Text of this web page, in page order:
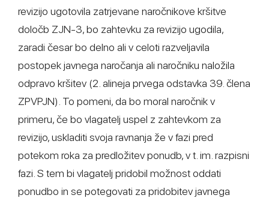
revizijo ugotovila zatrjevane naročnikove kršitve
določb ZJN-3, bo zahtevku za revizijo ugodila,
zaradi česar bo delno ali v celoti razveljavila
postopek javnega naročanja ali naročniku naložila
odpravo kršitev (2. alineja prvega odstavka 39. člena
ZPVPJN). To pomeni, da bo moral naročnik v
primeru, če bo vlagatelj uspel z zahtevkom za
revizijo, uskladiti svoja ravnanja že v fazi pred
potekom roka za predložitev ponudb, v t. im. razpisni
fazi. S tem bi vlagatelj pridobil možnost oddati
ponudbo in se potegovati za pridobitev javnega